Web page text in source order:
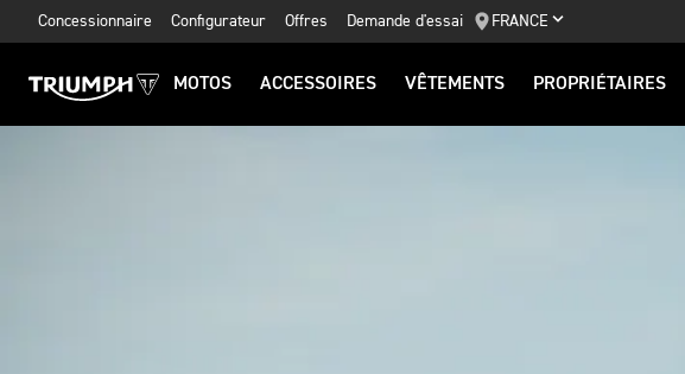
Concessionnaire Configurateur Offres Demande d'essai FRANCE
MOTOS ACCESSOIRES VÊTEMENTS PROPRIÉTAIRES